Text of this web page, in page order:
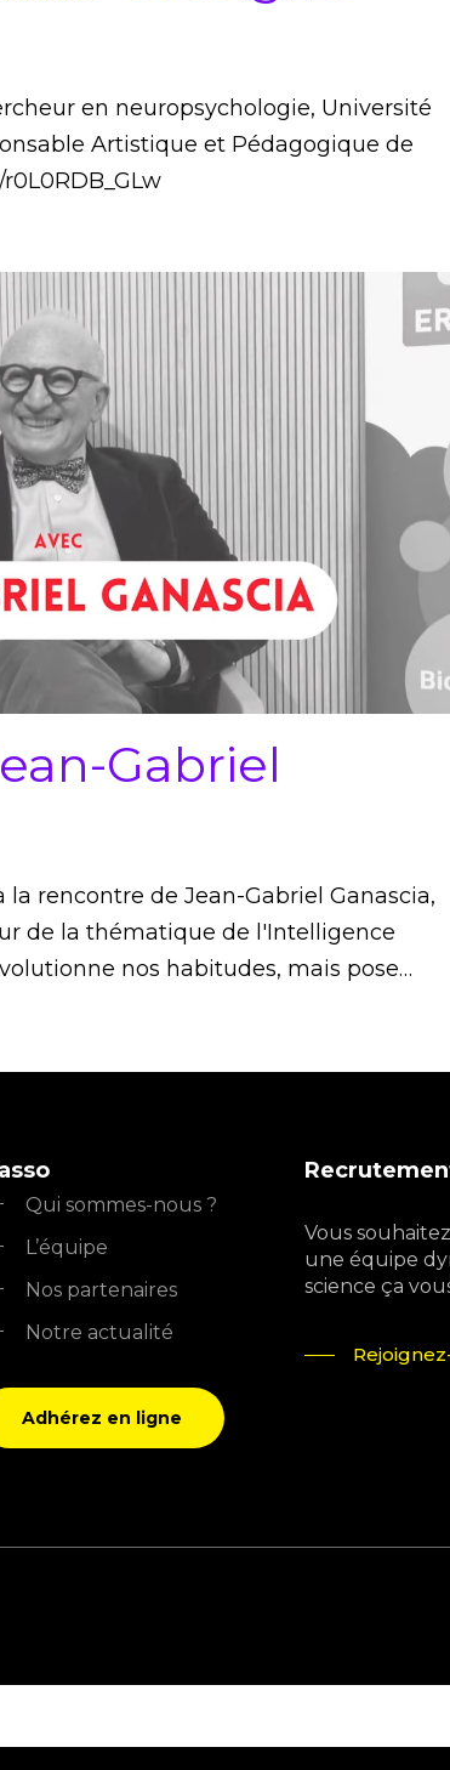
en neuropsychologie, Université
Artistique et Pédagogique de
Gabriel
rencontre de Jean-Gabriel Ganascia,
de la thématique de l'Intelligence
nos habitudes, mais pose…
Qui sommes-nous ?
L’équipe
Nos partenaires
Notre actualité
Adhérez en ligne
Vous
une équipe
science ça